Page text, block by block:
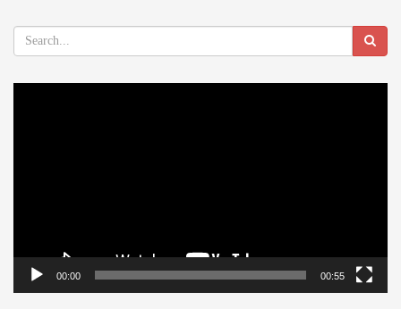
00:00 00:55